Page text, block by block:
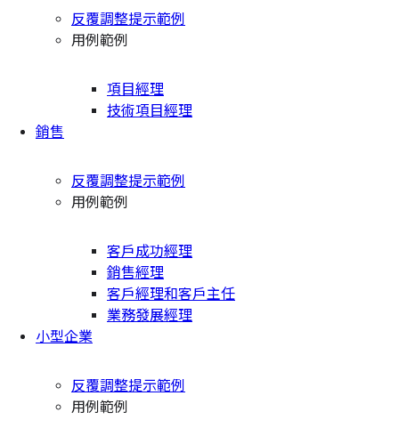
反覆調整提示範例
用例範例
項目經理
技術項目經理
銷售
反覆調整提示範例
用例範例
客戶成功經理
銷售經理
客戶經理和客戶主任
業務發展經理
小型企業
反覆調整提示範例
用例範例